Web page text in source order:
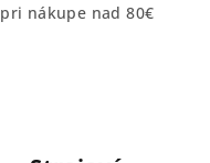
pri nákupe nad 80€